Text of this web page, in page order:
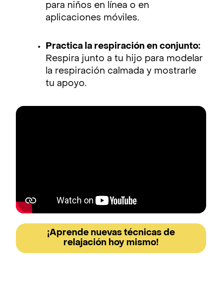
para niños en línea o en
aplicaciones móviles.
Practica la respiración en conjunto:
Respira junto a tu hijo para modelar
la respiración calmada y mostrarle
tu apoyo.
¡Aprende nuevas técnicas de
relajación hoy mismo!